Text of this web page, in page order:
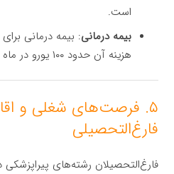
است.
بیمه درمانی: بیمه درمانی
هزینه آن حدود ۱۰۰ یورو در ماه است.
۵. فرصت‌های شغلی و
فارغ‌التحصیلی
فارغ‌التحصیلان رشته‌های